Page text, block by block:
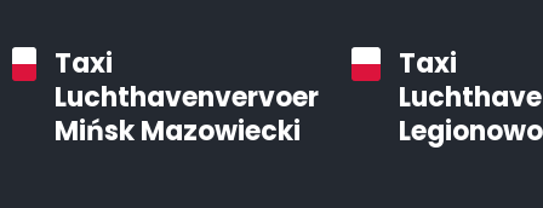
Taxi
Luchthavenvervoer
Mińsk Mazowiecki
Taxi
Legionowo